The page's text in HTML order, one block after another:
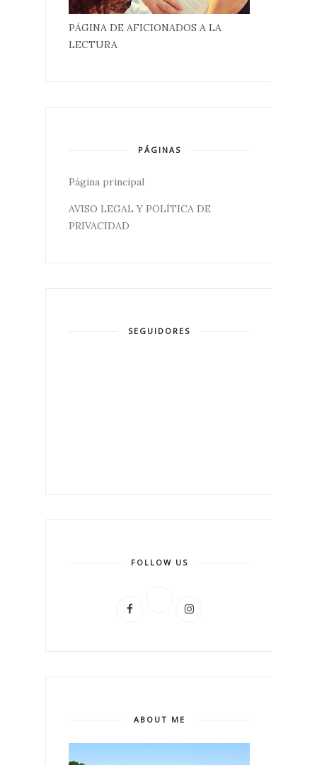
PÁGINA DE AFICIONADOS A LA
LECTURA
PÁGINAS
Página principal
AVISO LEGAL Y POLÍTICA DE
PRIVACIDAD
SEGUIDORES
FOLLOW US
ABOUT ME